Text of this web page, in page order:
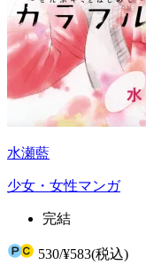
水瀬藍
少女・女性マンガ
完結
530/¥583(税込)